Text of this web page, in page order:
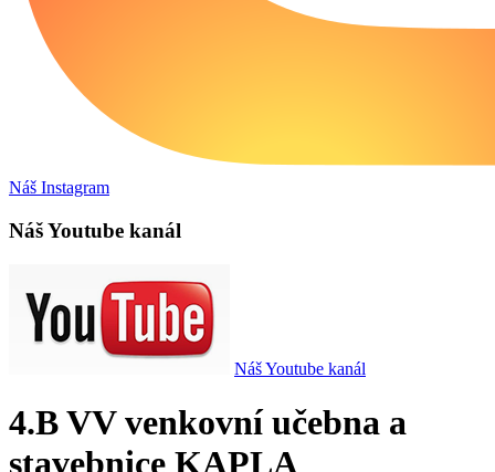
Náš Instagram
Náš Youtube kanál
Náš Youtube kanál
4.B VV venkovní učebna a
stavebnice KAPLA